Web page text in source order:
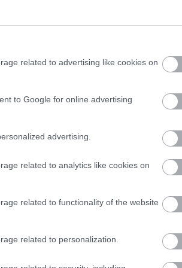
related to advertising like cookies on
to Google for online advertising
advertising.
related to analytics like cookies on
related to functionality of the website
related to personalization.
ήταν σημαντικά
μετά τη μεταμόσχευση –
με τους ασθενείς με CKD.
για την αποφυγή αντιδράσεων
διακριβωθεί στο
την ανοσολογική